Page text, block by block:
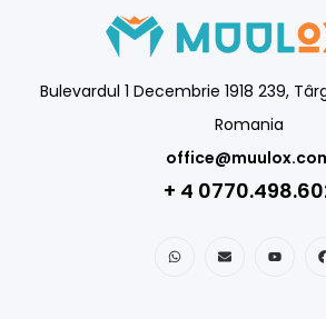
Bulevardul 1 Decembrie 1918 239,
Romania
+ 4